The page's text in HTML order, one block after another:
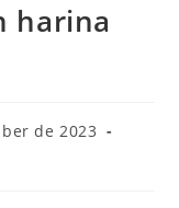
harina
de 2023